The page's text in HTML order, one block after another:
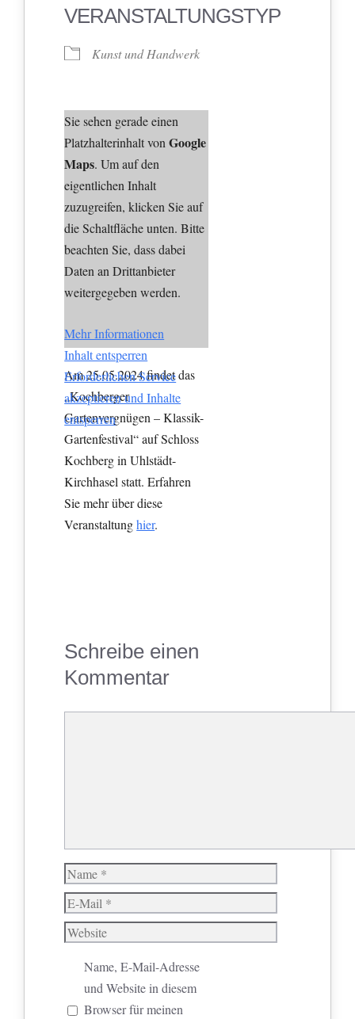
VERANSTALTUNGSTYP
Kunst und Handwerk
Sie sehen gerade einen
Platzhalterinhalt vonGoogle
Maps. Um auf den
eigentlichen Inhalt
zuzugreifen, klicken Sie auf
die Schaltfläche unten. Bitte
beachten Sie, dass dabei
Daten an Drittanbieter
weitergegeben werden.
Mehr Informationen
Inhalt entsperren
Erforderlichen Service
akzeptieren und Inhalte
entsperren
Am 25.05.2024 findet das
„Kochberger
Gartenvergnügen – Klassik-
Gartenfestival“ auf Schloss
Kochberg in Uhlstädt-
Kirchhasel statt. Erfahren
Sie mehr über diese
Veranstaltunghier.
Schreibe einen
Kommentar
Name
E-
Mail
Website
Name, E-Mail-Adresse
und Website in diesem
Browser für meinen